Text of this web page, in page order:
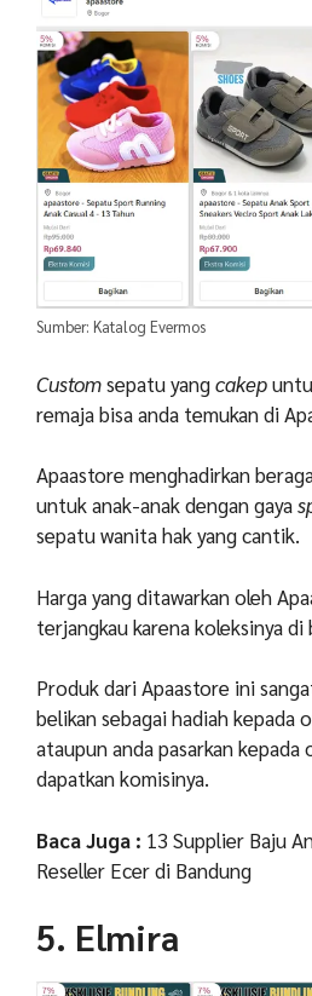
Sumber: Katalog Evermos
Customsepatu yangcakep
remaja bisa anda temukan di
Apaastore menghadirkan
untuk anak-anak dengan gaya
sepatu wanita hak yang cantik.
Harga yang ditawarkan oleh
terjangkau karena koleksinya di
Produk dari Apaastore ini
belikan sebagai hadiah kepada
ataupun anda pasarkan
dapatkan komisinya.
Baca Juga : 13 Supplier Baju
Reseller Ecer di Bandung
5. Elmira